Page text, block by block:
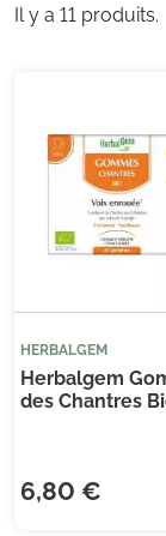
Il y a 11 produits.
HERBALGEM
Herbalgem
des Chantres
6,80 €